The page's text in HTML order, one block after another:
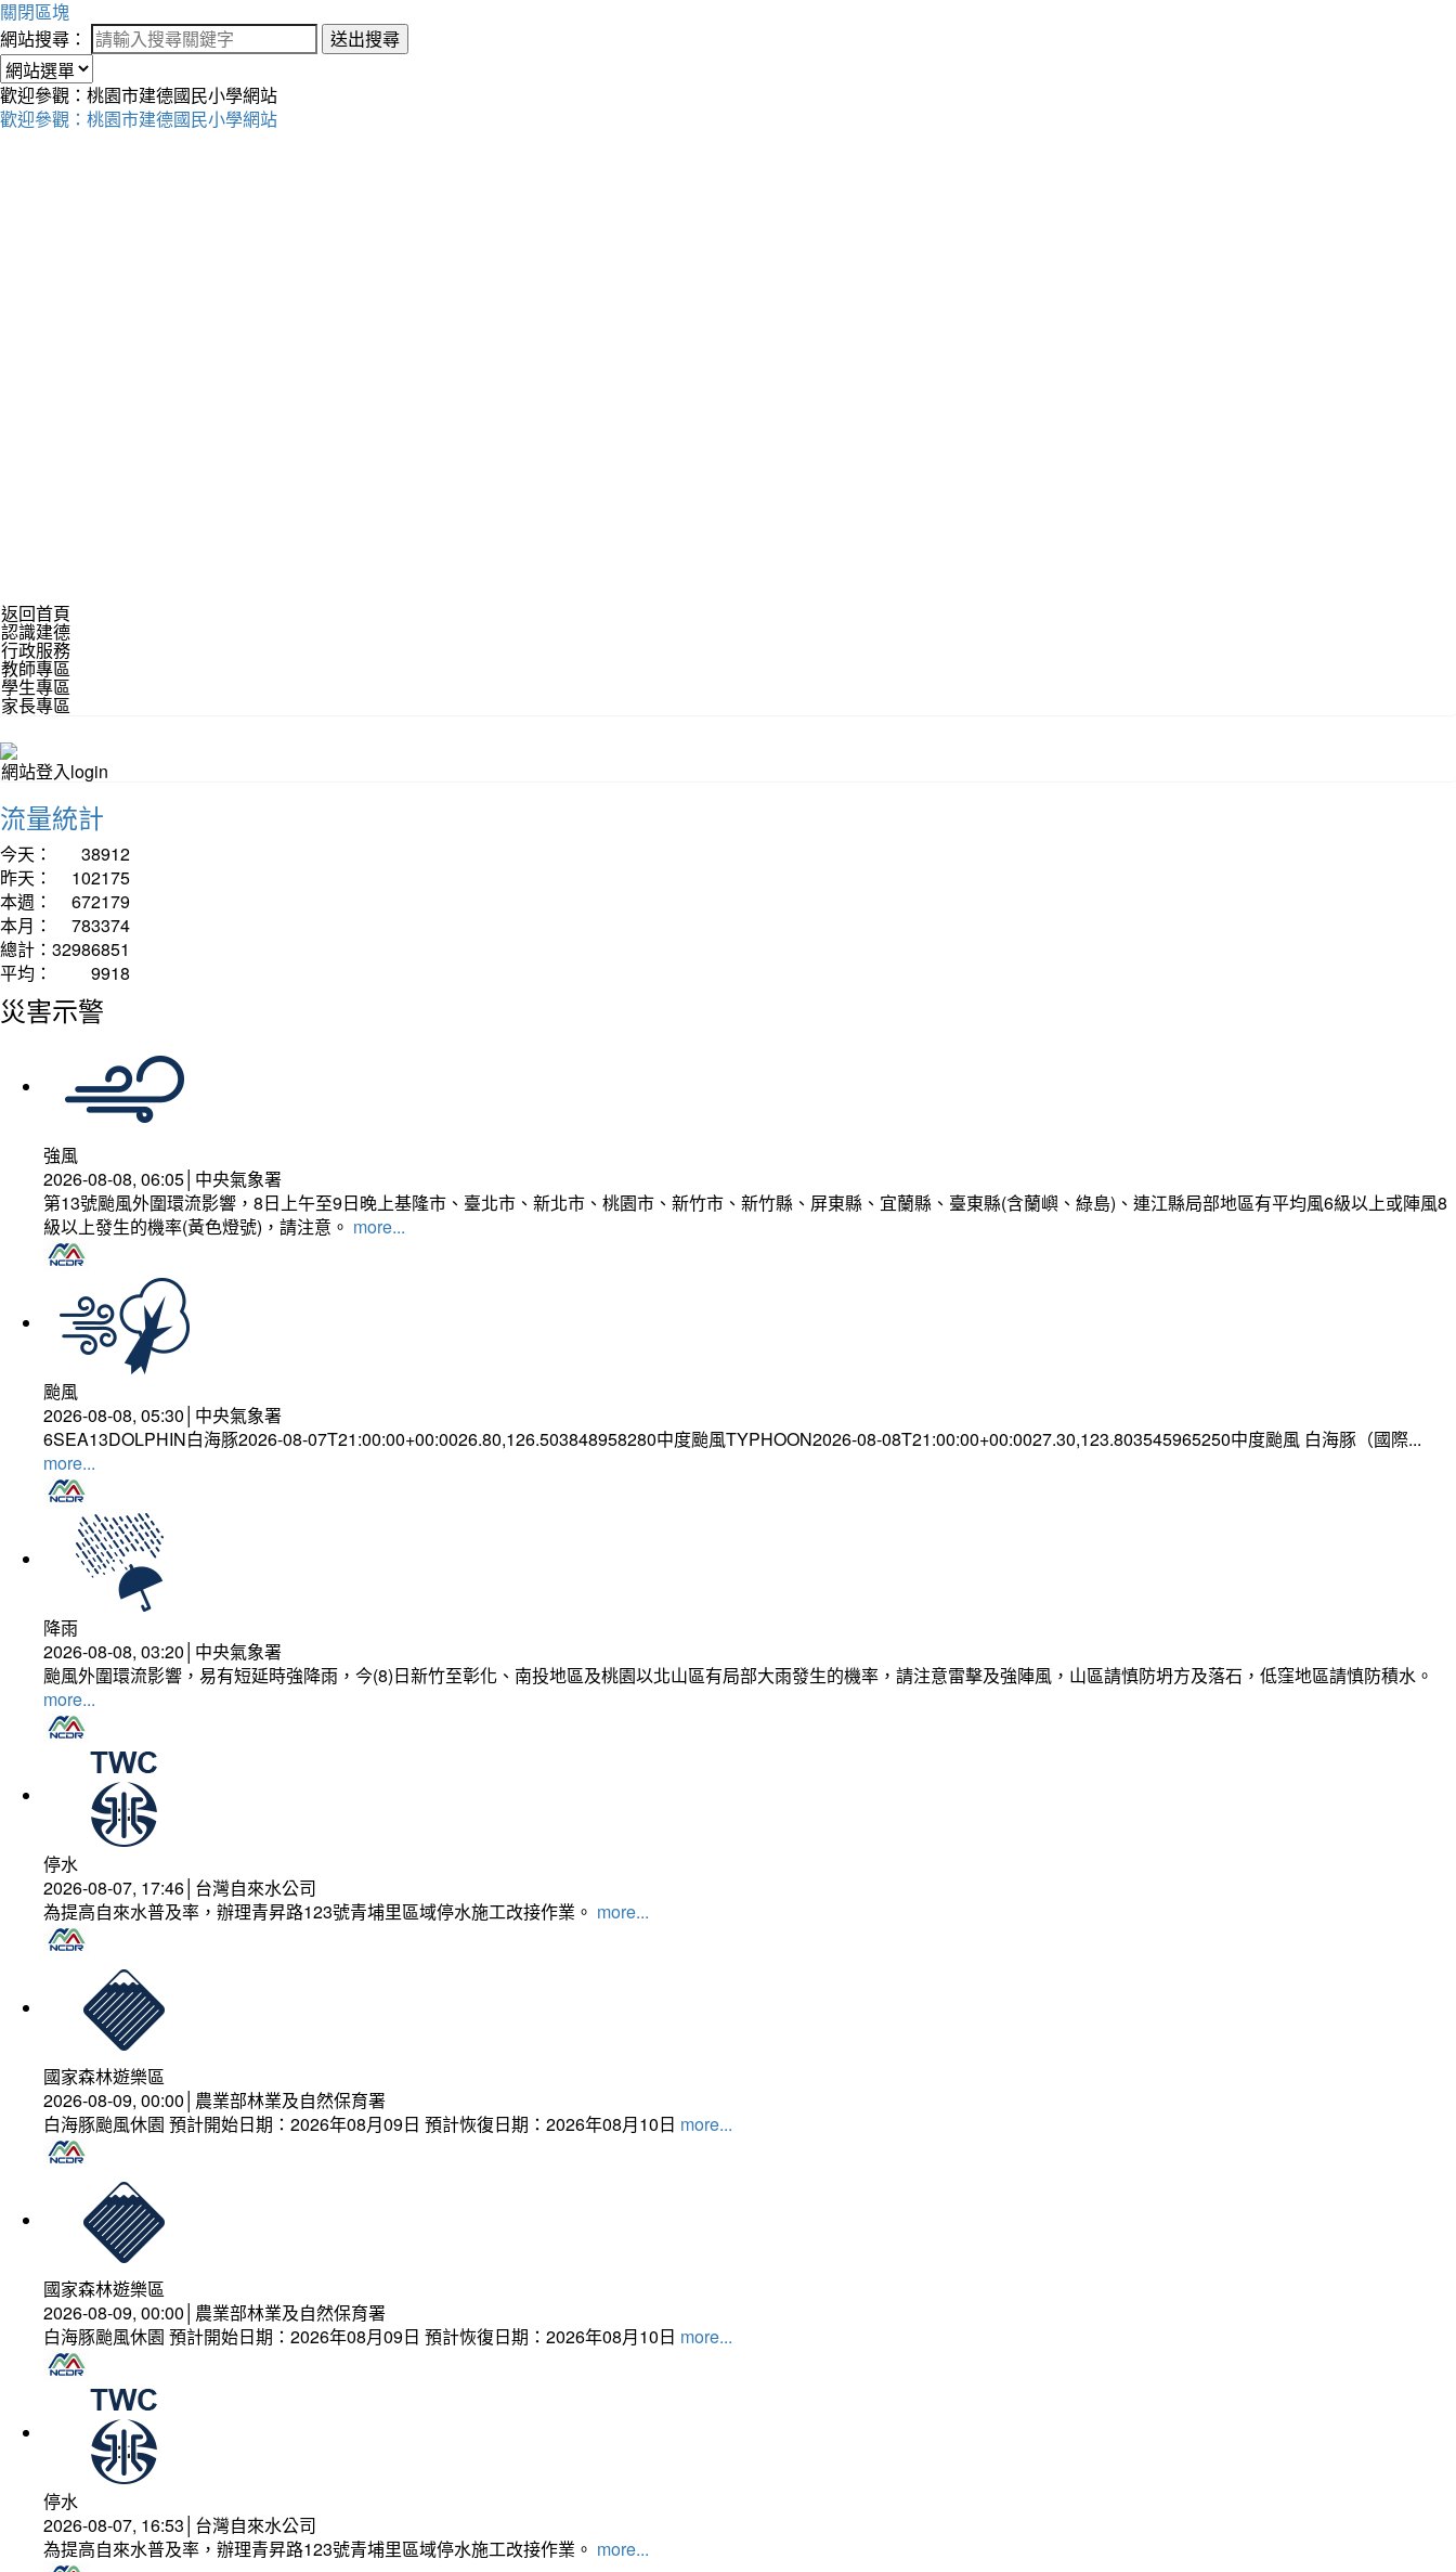
關閉區塊
網站搜尋：
送出搜尋
歡迎參觀：桃園市建德國民小學網站
歡迎參觀：桃園市建德國民小學網站
返回首頁
認識建德
行政服務
教師專區
學生專區
家長專區
網站登入login
流量統計
今天：
38912
昨天：
102175
本週：
672179
本月：
783374
總計： 32986851
平均：
9918
災害示警
強風
2026-08-08, 06:05│中央氣象署
第13號颱風外圍環流影響，8日上午至9日晚上基隆市、臺北市、新北市、桃園市、新竹市、新竹縣、屏東縣、宜蘭縣、臺東縣(含蘭嶼、綠島)、連江縣局部地區有平均風6級以上或陣風8
級以上發生的機率(黃色燈號)，請注意。 more...
颱風
2026-08-08, 05:30│中央氣象署
6SEA13DOLPHIN白海豚2026-08-07T21:00:00+00:0026.80,126.503848958280中度颱風TYPHOON2026-08-08T21:00:00+00:0027.30,123.803545965250中度颱風 白海豚（國際...
more...
降雨
2026-08-08, 03:20│中央氣象署
颱風外圍環流影響，易有短延時強降雨，今(8)日新竹至彰化、南投地區及桃園以北山區有局部大雨發生的機率，請注意雷擊及強陣風，山區請慎防坍方及落石，低窪地區請慎防積水。
more...
停水
2026-08-07, 17:46│台灣自來水公司
為提高自來水普及率，辦理青昇路123號青埔里區域停水施工改接作業。 more...
國家森林遊樂區
2026-08-09, 00:00│農業部林業及自然保育署
白海豚颱風休園 預計開始日期：2026年08月09日 預計恢復日期：2026年08月10日 more...
國家森林遊樂區
2026-08-09, 00:00│農業部林業及自然保育署
白海豚颱風休園 預計開始日期：2026年08月09日 預計恢復日期：2026年08月10日 more...
停水
2026-08-07, 16:53│台灣自來水公司
為提高自來水普及率，辦理青昇路123號青埔里區域停水施工改接作業。 more...